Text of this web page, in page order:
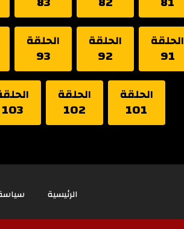
الحلقة
91
الحلقة
92
الحلقة
93
الحلقة
101
الحلقة
102
103
الرئيسية